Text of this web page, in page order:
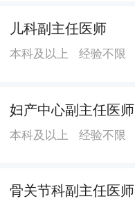
儿科副主任医师
本科及以上 经验不限
妇产中心副主任医师
本科及以上 经验不限
骨关节科副主任医师